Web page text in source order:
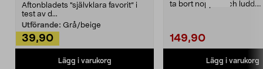
Aftonbladets "självklara favorit” i
test av d...
Utförande: Grå/beige
39,90
Lägg i varukorg
ta bort noppor och ludd.
149,90
Lägg i varukorg